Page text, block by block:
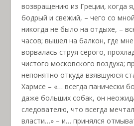
возвращению из Греции, когда
бодрый и свежий, – чего со
никогда не было на отдыхе, –
часов; вышел на балкон, где
ворвалась струя серого,
чистого московского воздуха;
непонятно откуда взявшуюся
Хармсе – «… всегда панически
даже больших собак, он
следователю, что всегда
власти…» – и… принялся